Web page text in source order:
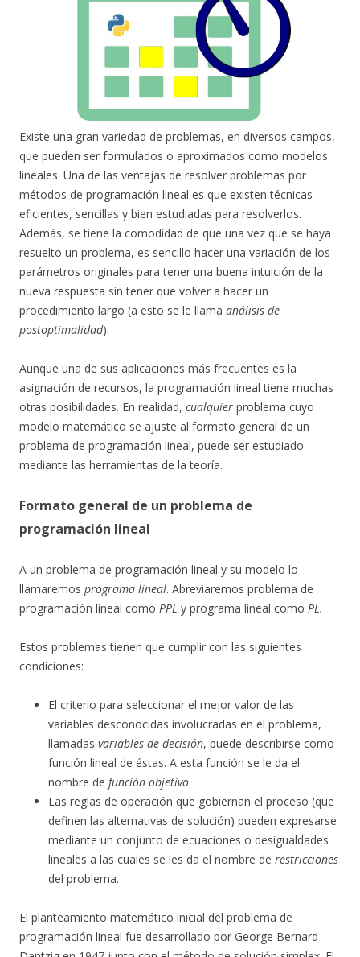
Existe una gran variedad de problemas, en diversos campos,
que pueden ser formulados o aproximados como modelos
lineales. Una de las ventajas de resolver problemas por
métodos de programación lineal es que existen técnicas
eficientes, sencillas y bien estudiadas para resolverlos.
Además, se tiene la comodidad de que una vez que se haya
resuelto un problema, es sencillo hacer una variación de los
parámetros originales para tener una buena intuición de la
nueva respuesta sin tener que volver a hacer un
procedimiento largo (a esto se le llama análisis de
postoptimalidad).
Aunque una de sus aplicaciones más frecuentes es la
asignación de recursos, la programación lineal tiene muchas
otras posibilidades. En realidad, cualquier problema cuyo
modelo matemático se ajuste al formato general de un
problema de programación lineal, puede ser estudiado
mediante las herramientas de la teoría.
Formato general de un problema de
programación lineal
A un problema de programación lineal y su modelo lo
llamaremos programa lineal. Abreviaremos problema de
programación lineal como PPL y programa lineal como PL.
Estos problemas tienen que cumplir con las siguientes
condiciones:
El criterio para seleccionar el mejor valor de las
variables desconocidas involucradas en el problema,
llamadas variables de decisión, puede describirse como
función lineal de éstas. A esta función se le da el
nombre de función objetivo.
Las reglas de operación que gobiernan el proceso (que
definen las alternativas de solución) pueden expresarse
mediante un conjunto de ecuaciones o desigualdades
lineales a las cuales se les da el nombre de restricciones
del problema.
El planteamiento matemático inicial del problema de
programación lineal fue desarrollado por George Bernard